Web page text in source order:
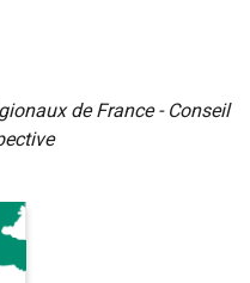
de France - Conseil